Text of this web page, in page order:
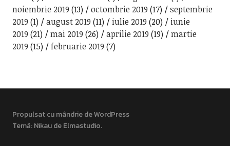
noiembrie 2019 (13) octombrie 2019 (17)
septembrie
2019 (1) august 2019 (11) iulie 2019 (20)
iunie
2019 (21) mai 2019 (26) aprilie 2019 (19)
martie
2019 (15) februarie 2019 (7)
Propulsat cu mândrie de WordPress
Temă: Nikau deElmastudio.